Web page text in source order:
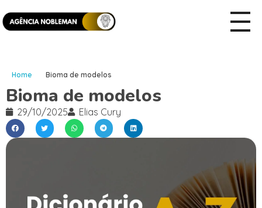
Home Bioma de modelos
Bioma de modelos
29/10/2025 Elias Cury